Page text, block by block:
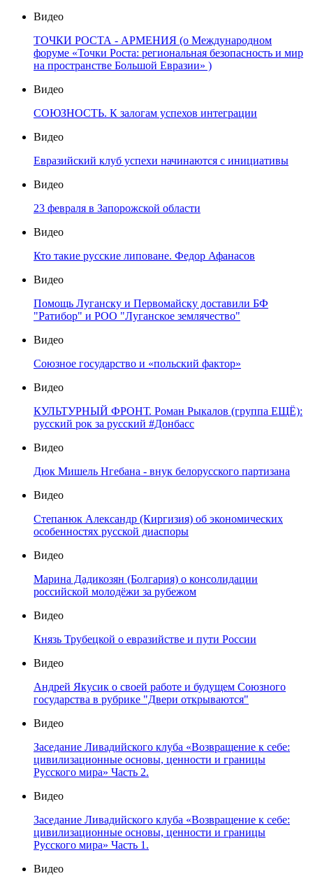
Видео
ТОЧКИ РОСТА - АРМЕНИЯ (о Международном
форуме «Точки Роста: региональная безопасность и мир
на пространстве Большой Евразии» )
Видео
СОЮЗНОСТЬ. К залогам успехов интеграции
Видео
Евразийский клуб успехи начинаются с инициативы
Видео
23 февраля в Запорожской области
Видео
Кто такие русские липоване. Федор Афанасов
Видео
Помощь Луганску и Первомайску доставили БФ
"Ратибор" и РОО "Луганское землячество"
Видео
Союзное государство и «польский фактор»
Видео
КУЛЬТУРНЫЙ ФРОНТ. Роман Рыкалов (группа ЕЩЁ):
русский рок за русский #Донбасс
Видео
Дюк Мишель Нгебана - внук белорусского партизана
Видео
Степанюк Александр (Киргизия) об экономических
особенностях русской диаспоры
Видео
Марина Дадикозян (Болгария) о консолидации
российской молодёжи за рубежом
Видео
Князь Трубецкой о евразийстве и пути России
Видео
Андрей Якусик о своей работе и будущем Союзного
государства в рубрике "Двери открываются"
Видео
Заседание Ливадийского клуба «Возвращение к себе:
цивилизационные основы, ценности и границы
Русского мира» Часть 2.
Видео
Заседание Ливадийского клуба «Возвращение к себе:
цивилизационные основы, ценности и границы
Русского мира» Часть 1.
Видео